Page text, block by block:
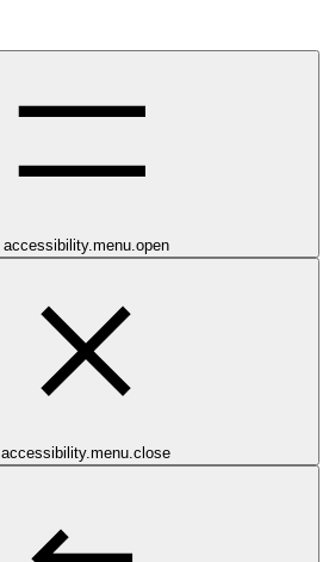
accessibility.menu.open
accessibility.menu.close